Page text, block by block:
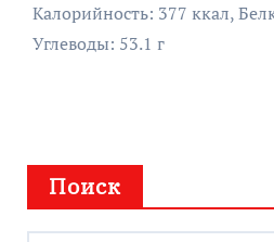
Калорийность: 377 ккал,
Углеводы: 53.1 г
Поиск